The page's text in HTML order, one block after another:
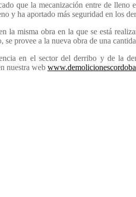
que la mecanización entre de lleno
y ha aportado más seguridad en los
la misma obra en la que se está
provee a la nueva obra de una
en el sector del derribo y de la
nuestra web